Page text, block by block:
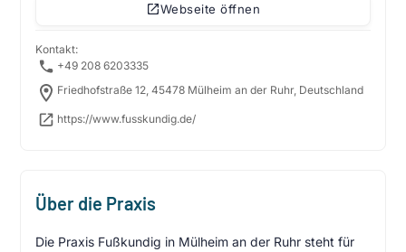
Webseite öffnen
Kontakt:
+49 208 6203335
Friedhofstraße 12, 45478 Mülheim an der Ruhr, Deutschland
https://www.fusskundig.de/
Über die Praxis
Die Praxis Fußkundig in Mülheim an der Ruhr steht für